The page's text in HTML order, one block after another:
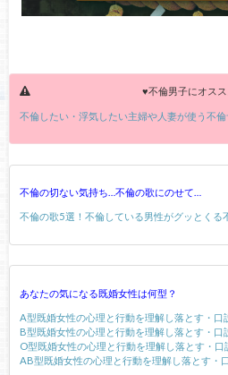
♥不倫男子にオス
不倫したい・浮気したい主婦や人妻が使う不倫
不倫の切ない気持ち…不倫の歌にのせて…
不倫の歌5選！不倫している男性がグッとくる
あなたの気になる既婚女性は何型？
A型既婚女性の心理と行動を理解し落とす・口
B型既婚女性の心理と行動を理解し落とす・口
O型既婚女性の心理と行動を理解し落とす・口
AB型既婚女性の心理と行動を理解し落とす・